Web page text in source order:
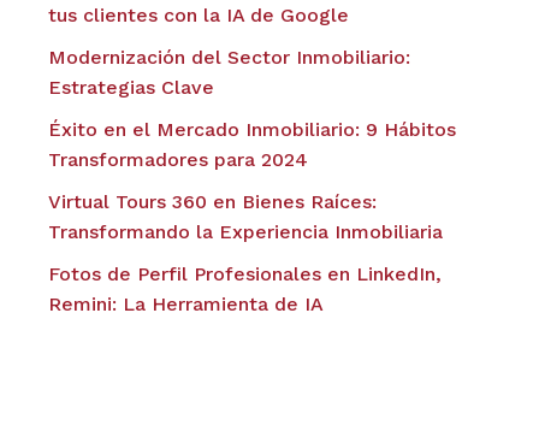
tus clientes con la IA de Google
Modernización del Sector Inmobiliario:
Estrategias Clave
Éxito en el Mercado Inmobiliario: 9 Hábitos
Transformadores para 2024
Virtual Tours 360 en Bienes Raíces:
Transformando la Experiencia Inmobiliaria
Fotos de Perfil Profesionales en LinkedIn,
Remini: La Herramienta de IA